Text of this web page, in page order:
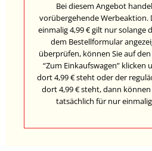
Bei diesem Angebot
vorübergehende Werbeaktion.
einmalig 4,99 € gilt nur solange
dem Bestellformular
überprüfen, können Sie auf
“Zum Einkaufswagen” klicken
dort 4,99 € steht oder der
dort 4,99 € steht, dann
tatsächlich für nur